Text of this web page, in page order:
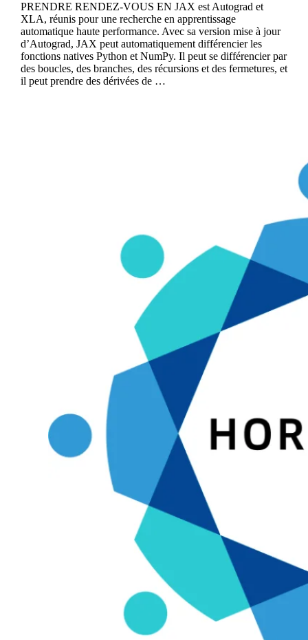
PRENDRE RENDEZ-VOUS EN JAX est Autograd et
XLA, réunis pour une recherche en apprentissage
automatique haute performance. Avec sa version mise à jour
d’Autograd, JAX peut automatiquement différencier les
fonctions natives Python et NumPy. Il peut se différencier par
des boucles, des branches, des récursions et des fermetures, et
il peut prendre des dérivées de …